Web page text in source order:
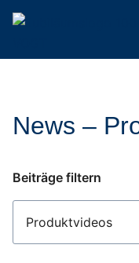
News –
Beiträge filtern